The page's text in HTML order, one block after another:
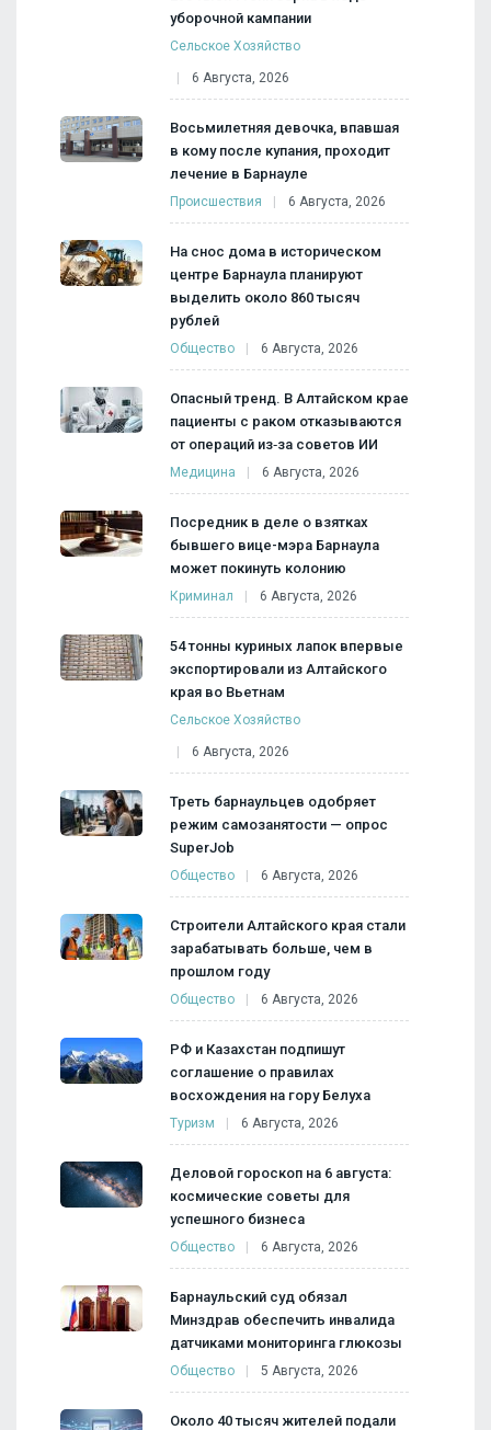
уборочной кампании
Сельское Хозяйство
6 Августа, 2026
Восьмилетняя девочка, впавшая
в кому после купания, проходит
лечение в Барнауле
Происшествия 6 Августа, 2026
На снос дома в историческом
центре Барнаула планируют
выделить около 860 тысяч
рублей
Общество 6 Августа, 2026
Опасный тренд. В Алтайском крае
пациенты с раком отказываются
от операций из‑за советов ИИ
Медицина 6 Августа, 2026
Посредник в деле о взятках
бывшего вице-мэра Барнаула
может покинуть колонию
Криминал 6 Августа, 2026
54 тонны куриных лапок впервые
экспортировали из Алтайского
края во Вьетнам
Сельское Хозяйство
6 Августа, 2026
Треть барнаульцев одобряет
режим самозанятости — опрос
SuperJob
Общество 6 Августа, 2026
Строители Алтайского края стали
зарабатывать больше, чем в
прошлом году
Общество 6 Августа, 2026
РФ и Казахстан подпишут
соглашение о правилах
восхождения на гору Белуха
Туризм 6 Августа, 2026
Деловой гороскоп на 6 августа:
космические советы для
успешного бизнеса
Общество 6 Августа, 2026
Барнаульский суд обязал
Минздрав обеспечить инвалида
датчиками мониторинга глюкозы
Общество 5 Августа, 2026
Около 40 тысяч жителей подали